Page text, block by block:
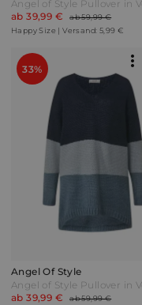
ab 39,99 €
ab 59,99 €
Happy Size | Versand: 5,99 €
33%
Angel Of Style
ab 39,99 €
ab 59,99 €